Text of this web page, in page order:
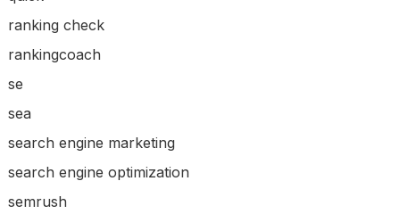
ranking check
rankingcoach
se
sea
search engine marketing
search engine optimization
semrush